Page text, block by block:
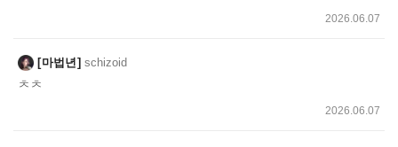
2026.06.07
마법년 schizoid
ㅊㅊ
2026.06.07